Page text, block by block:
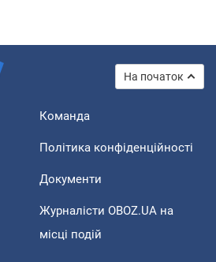
На початок
Команда
Політика конфіденційності
Документи
Журналісти OBOZ.UA на
місці подій